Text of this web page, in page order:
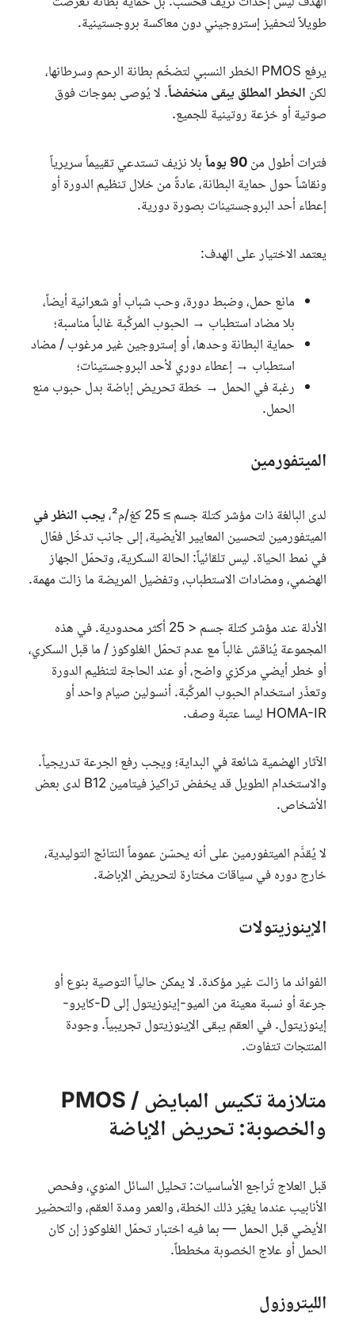
طويلاً لتحفيز إستروجيني دون معاكسة بروجستينية.
يرفع PMOS الخطر النسبي لتضخّم بطانة الرحم وسرطانها،
لكن الخطر المطلق يبقى منخفضاً. لا يُوصى بموجات فوق
صوتية أو خزعة روتينية للجميع.
فترات أطول من90 يوماً
بلا نزيف تستدعي تقييماً سريرياً
ونقاشاً حول حماية البطانة، عادةً من خلال تنظيم الدورة أو
إعطاء أحد البروجستينات بصورة دورية.
يعتمد الاختيار على الهدف:
مانع حمل، وضبط دورة، وحب شباب أو شعرانية أيضاً،
بلا مضاد استطباب → الحبوب المركَّبة غالباً مناسبة؛
حماية البطانة وحدها، أو إستروجين غير مرغوب / مضاد
استطباب → إعطاء دوري لأحد البروجستينات؛
رغبة في الحمل → خطة تحريض إباضة بدل حبوب منع
الحمل.
الميتفورمين
لدى البالغة ذات مؤشر كتلة جسم ≥ 25 كغ/م²،
يجب النظر في
الميتفورمين لتحسين المعايير الأيضية، إلى جانب تدخّل فعّال
في نمط الحياة. ليس تلقائياً: الحالة السكرية، وتحمّل الجهاز
الهضمي، ومضادات الاستطباب، وتفضيل المريضة ما زالت مهمة.
الأدلة عند مؤشر كتلة جسم < 25 أكثر محدودية. في هذه
المجموعة يُناقش غالباً مع عدم تحمّل الغلوكوز / ما قبل السكري،
أو خطر أيضي مركزي واضح، أو عند الحاجة لتنظيم الدورة
وتعذّر استخدام الحبوب المركَّبة. أنسولين صيام واحد أو
HOMA-IR ليسا عتبة وصف.
الآثار الهضمية شائعة في البداية؛ ويجب رفع الجرعة تدريجياً.
والاستخدام الطويل قد يخفض تراكيز فيتامين B12 لدى بعض
الأشخاص.
لا يُقدَّم الميتفورمين على أنه يحسّن عموماً النتائج التوليدية،
خارج دوره في سياقات مختارة لتحريض الإباضة.
الإينوزيتولات
الفوائد ما زالت غير مؤكدة. لا يمكن حالياً التوصية بنوع أو
جرعة أو نسبة معينة من الميو-إينوزيتول إلى D-كايرو-
إينوزيتول. في العقم يبقى الإينوزيتول تجريبياً. وجودة
المنتجات تتفاوت.
متلازمة تكيس المبايض / PMOS
والخصوبة: تحريض الإباضة
قبل العلاج تُراجع الأساسيات: تحليل السائل المنوي، وفحص
الأنابيب عندما يغيّر ذلك الخطة، والعمر ومدة العقم، والتحضير
الأيضي قبل الحمل — بما فيه اختبار تحمّل الغلوكوز إن كان
الحمل أو علاج الخصوبة مخططاً.
الليتروزول